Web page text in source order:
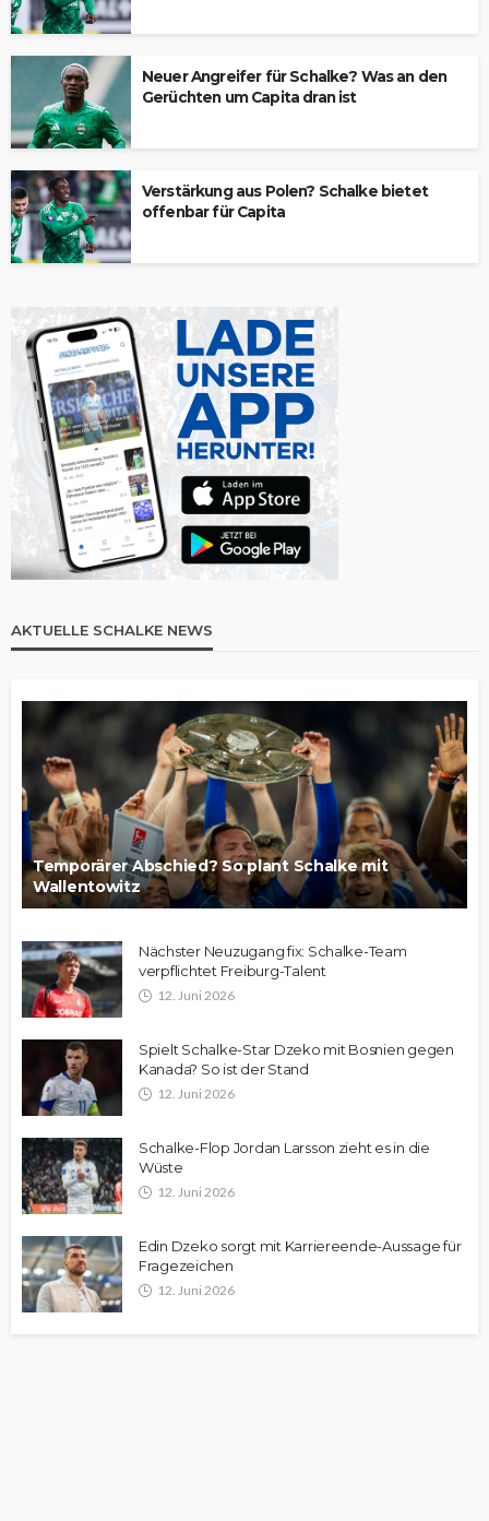
Neuer Angreifer für Schalke? Was an den
Gerüchten um Capita dran ist
Verstärkung aus Polen? Schalke bietet
offenbar für Capita
AKTUELLE SCHALKE NEWS
Temporärer Abschied? So plant Schalke mit
Wallentowitz
Nächster Neuzugang fix: Schalke-Team
verpflichtet Freiburg-Talent
12. Juni 2026
Spielt Schalke-Star Dzeko mit Bosnien gegen
Kanada? So ist der Stand
12. Juni 2026
Schalke-Flop Jordan Larsson zieht es in die
Wüste
12. Juni 2026
Edin Dzeko sorgt mit Karriereende-Aussage für
Fragezeichen
12. Juni 2026